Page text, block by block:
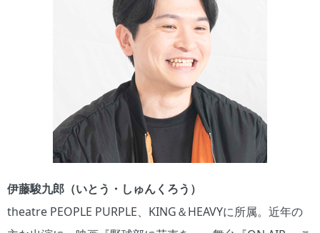
伊藤駿九郎（いとう・しゅんくろう）
theatre PEOPLE PURPLE、KING＆HEAVYに所属。近年の